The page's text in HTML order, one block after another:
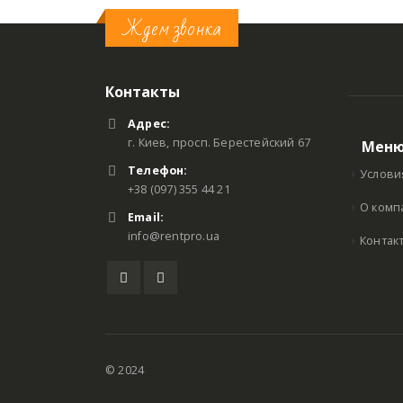
Ждем звонка
Контакты
Адрес:
г. Киев, просп. Берестейский 67
Телефон:
+38 (097) 355 44 21
Email:
info@rentpro.ua
О
© 2024